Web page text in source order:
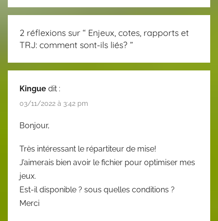
2 réflexions sur “ Enjeux, cotes, rapports et
TRJ: comment sont-ils liés? ”
Kingue dit :
03/11/2022 à 3:42 pm
Bonjour,
Très intéressant le répartiteur de mise!
J’aimerais bien avoir le fichier pour optimiser mes
jeux.
Est-il disponible ? sous quelles conditions ?
Merci